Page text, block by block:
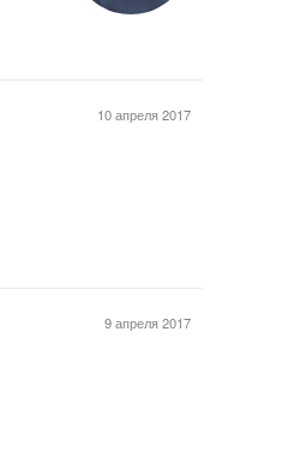
10 апреля 2017
9 апреля 2017